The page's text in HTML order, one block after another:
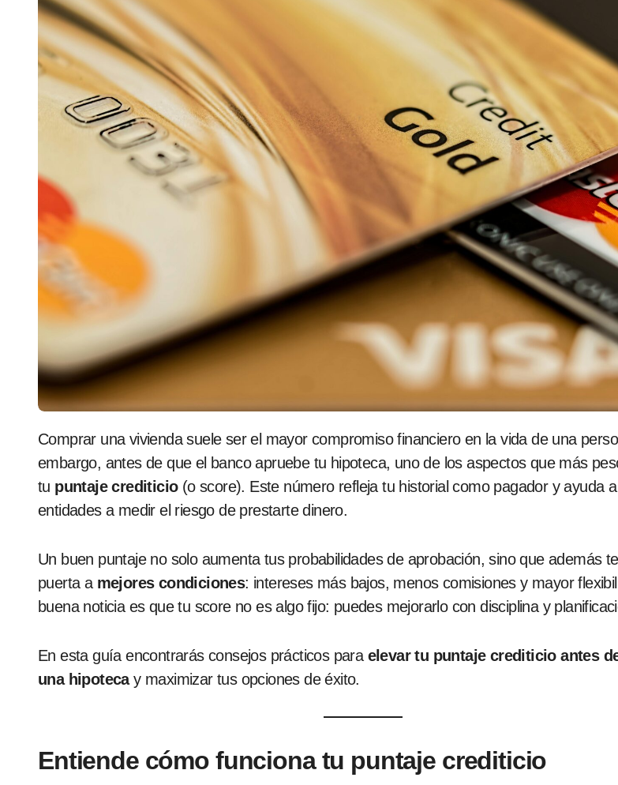
Comprar una vivienda suele ser el mayor compromiso financiero en la vida de una persona. Sin
embargo, antes de que el banco apruebe tu hipoteca, uno de los aspectos que más
tu puntaje crediticio(o score). Este número refleja tu historial como pagador y ayuda
entidades a medir el riesgo de prestarte dinero.
Un buen puntaje no solo aumenta tus probabilidades de aprobación, sino que además
puerta a mejores condiciones: intereses más bajos, menos comisiones y mayor
buena noticia es que tu score no es algo fijo: puedes mejorarlo con disciplina y
En esta guía encontrarás consejos prácticos para elevar tu puntaje crediticio antes
una hipotecay maximizar tus opciones de éxito.
Entiende cómo funciona tu puntaje crediticio